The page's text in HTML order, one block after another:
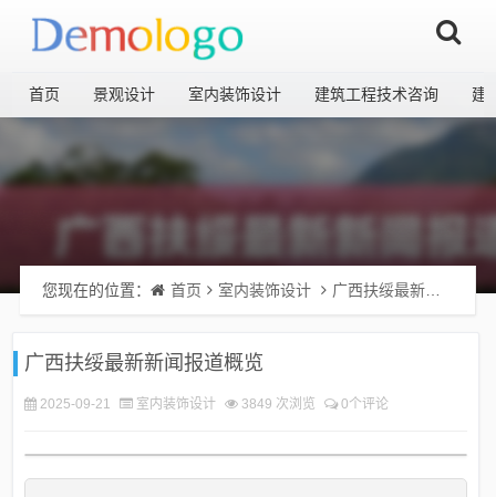
首页 景观设计 室内装饰设计 建筑工程技术咨询 建
您现在的位置： 首页 室内装饰设计 广西扶绥最新新闻报道概览
广西扶绥最新新闻报道概览
2025-09-21 室内装饰设计 3849 次浏览 0个评论